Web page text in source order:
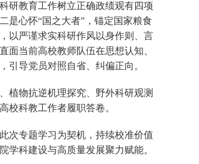
研教育工作树立正确政绩观有四项
是心怀“国之大者”，锚定国家粮食
以严谨求实科研作风以身作则、言
面当前高校教师队伍在思想认知、
引导党员对照自省、纠偏正向。
植物抗逆机理探究、野外科研观测
校科教工作者履职答卷。
次专题学习为契机，持续校准价值
学科建设与高质量发展聚力赋能。